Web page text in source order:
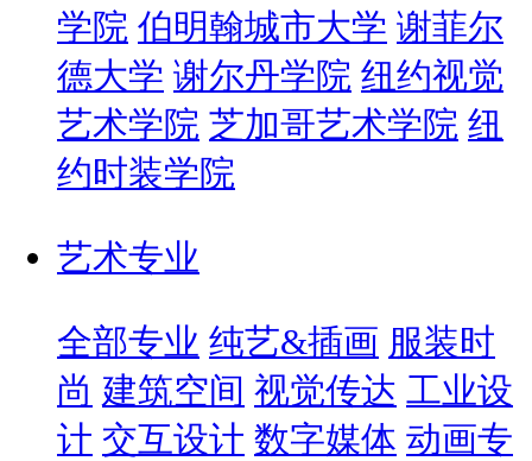
学院 伯明翰城市大学 谢菲尔
德大学 谢尔丹学院 纽约视觉
艺术学院 芝加哥艺术学院 纽
约时装学院
艺术专业
全部专业 纯艺&插画 服装时
尚 建筑空间 视觉传达 工业设
计 交互设计 数字媒体 动画专